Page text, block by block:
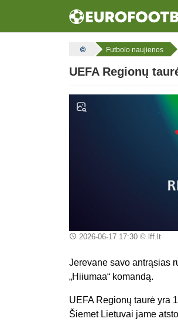
Futbolo naujienos
UEFA Regionų
2026-06-17 17:30© lff.lt
Jerevane savo antrąsias
„Hiiumaa“ komandą.
UEFA Regionų taurė yra
Šiemet Lietuvai jame